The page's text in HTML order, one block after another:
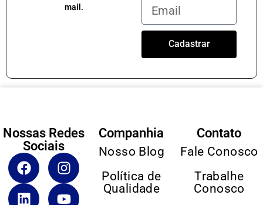
mail.
Cadastrar
Nossas Redes
Sociais
Companhia
Nosso Blog
Política de
Qualidade
Contato
Fale Conosco
Trabalhe
Conosco